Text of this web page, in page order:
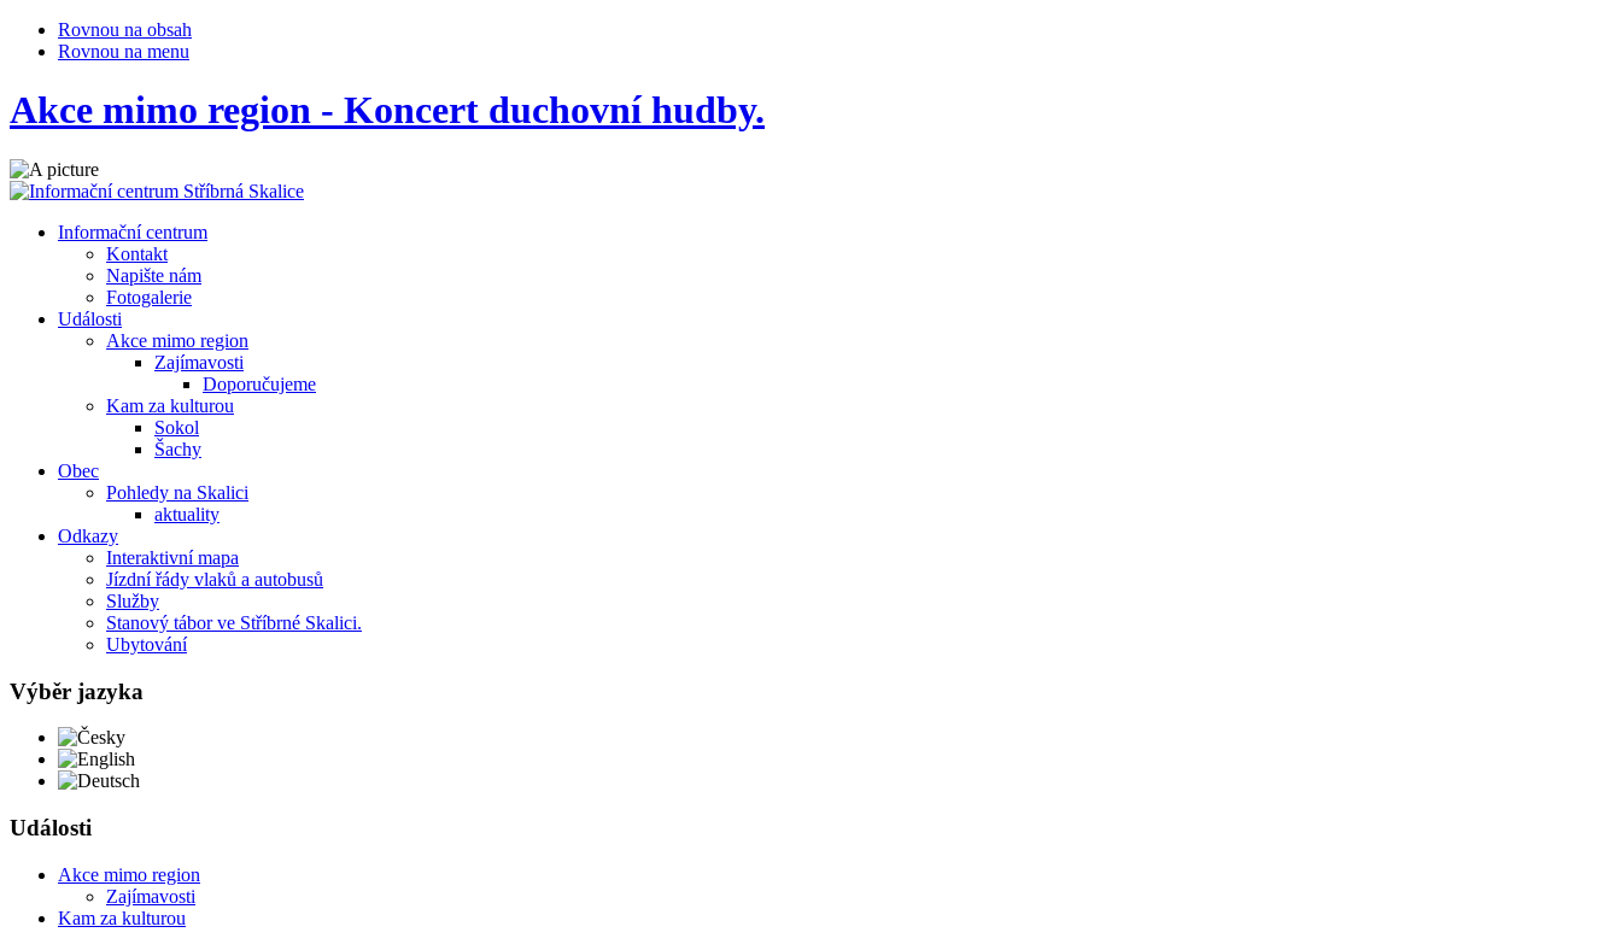
Rovnou na obsah
Rovnou na menu
Akce mimo region - Koncert duchovní hudby.
Informační centrum
Kontakt
Napište nám
Fotogalerie
Události
Akce mimo region
Zajímavosti
Doporučujeme
Kam za kulturou
Sokol
Šachy
Obec
Pohledy na Skalici
aktuality
Odkazy
Interaktivní mapa
Jízdní řády vlaků a autobusů
Služby
Stanový tábor ve Stříbrné Skalici.
Ubytování
Výběr jazyka
Česky
Události
Akce mimo region
Zajímavosti
Kam za kulturou